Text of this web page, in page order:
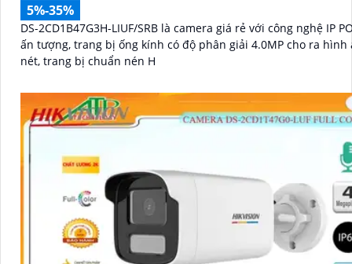
5%-35%
DS-2CD1B47G3H-LIUF/SRB là camera giá rẻ với công nghệ IP
ấn tượng, trang bị ống kính có độ phân giải 4.0MP cho ra hình
nét, trang bị chuẩn nén H